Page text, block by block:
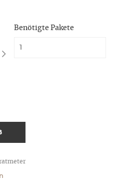
Benötigte Pakete